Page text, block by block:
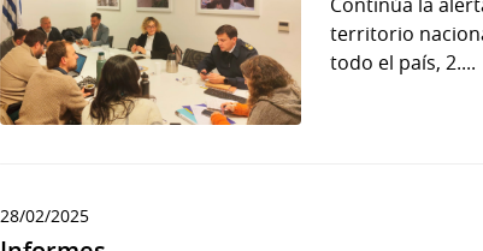
territorio
todo el país, 2....
28/02/2025